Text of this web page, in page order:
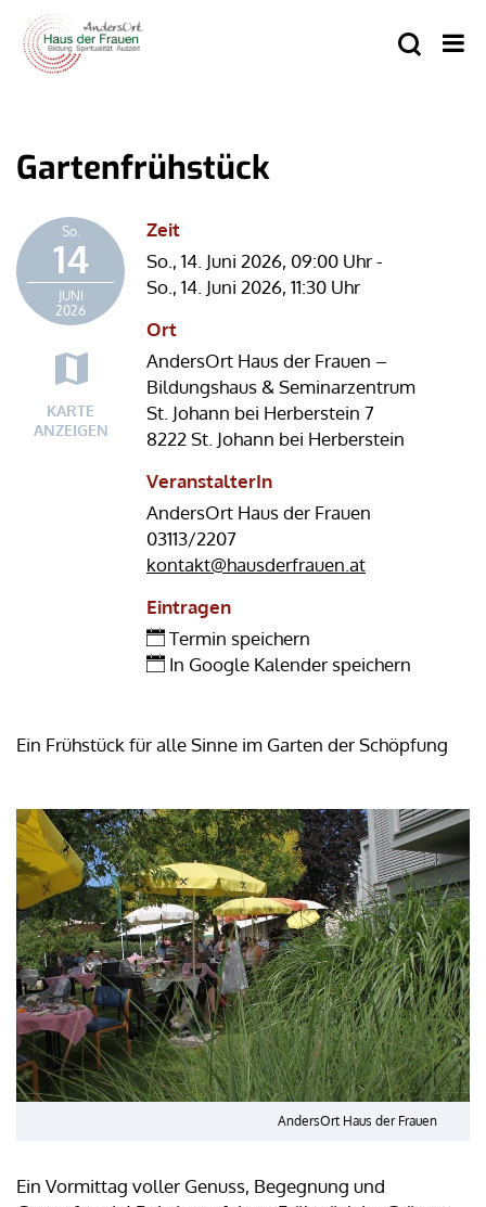
Gartenfrühstück
So.
14
JUNI
2026
KARTE
ANZEIGEN
Zeit
So., 14. Juni 2026, 09:00 Uhr-
So., 14. Juni 2026, 11:30 Uhr
Ort
AndersOrt Haus der Frauen –
Bildungshaus & Seminarzentrum
St. Johann bei Herberstein 7
8222 St. Johann bei Herberstein
VeranstalterIn
AndersOrt Haus der Frauen
03113/2207
kontakt@hausderfrauen.at
Eintragen
Termin speichern
In Google Kalender speichern
Ein Frühstück für alle Sinne im Garten der Schöpfung
AndersOrt Haus der Frauen
Ein Vormittag voller Genuss, Begegnung und